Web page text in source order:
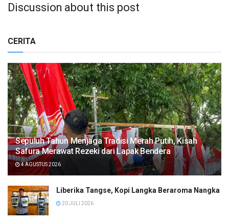
Discussion about this post
CERITA
Sepuluh Tahun Menjaga Tradisi Merah Putih, Kisah
Safura Merawat Rezeki dari Lapak Bendera
4 AGUSTUS 2026
Liberika Tangse, Kopi Langka Beraroma Nangka
20 JULI 2026